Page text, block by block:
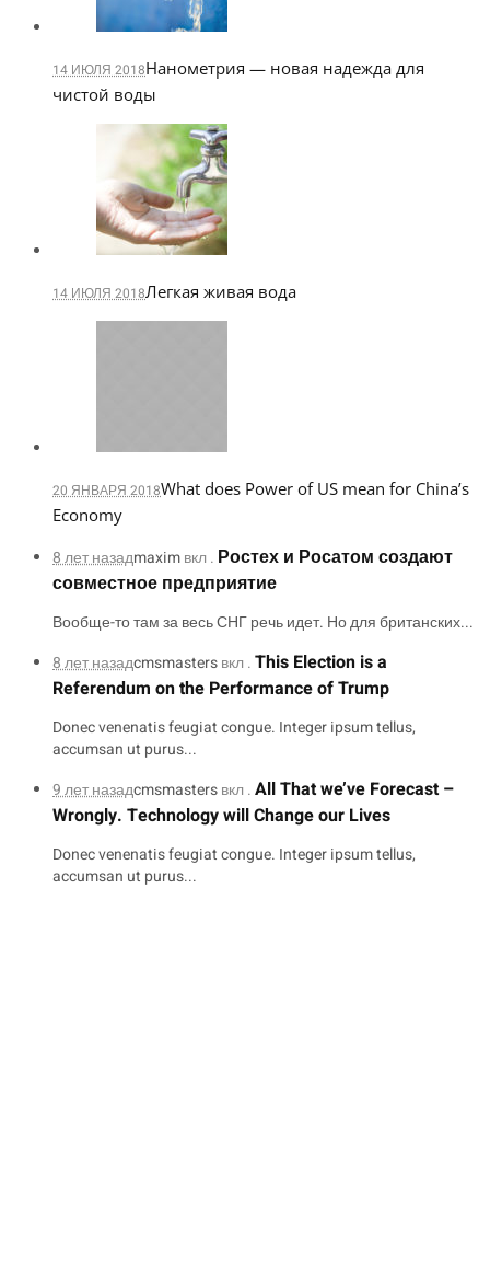
14 ИЮЛЯ 2018Нанометрия — новая надежда для
чистой воды
14 ИЮЛЯ 2018Легкая живая вода
20 ЯНВАРЯ 2018What does Power of US mean for China’s
Economy
8 лет назадmaximвкл . Ростех и Росатом создают
совместное предприятие
Вообще-то там за весь СНГ речь идет. Но для британских...
8 лет назадcmsmastersвкл .This Election is a
Referendum on the Performance of Trump
Donec venenatis feugiat congue. Integer ipsum tellus,
accumsan ut purus...
9 лет назадcmsmastersвкл .All That we’ve Forecast –
Wrongly. Technology will Change our Lives
Donec venenatis feugiat congue. Integer ipsum tellus,
accumsan ut purus...